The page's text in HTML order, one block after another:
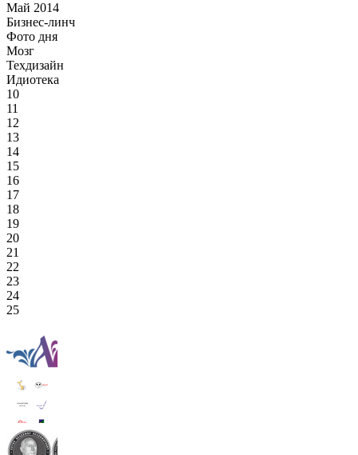
Май 2014
Бизнес-линч
Фото дня
Мозг
Техдизайн
Идиотека
10
11
12
13
14
15
16
17
18
19
20
21
22
23
24
25